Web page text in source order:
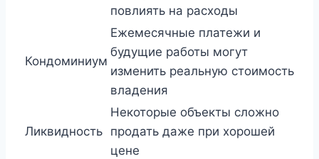
повлиять на расходы
Кондоминиум
Ежемесячные платежи и
будущие работы могут
изменить реальную стоимость
владения
Ликвидность
Некоторые объекты сложно
продать даже при хорошей
цене